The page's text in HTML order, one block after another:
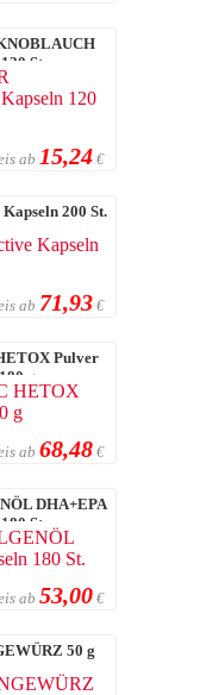
St.
ab 15,24 €
200 St.
ab 71,93 €
Pulver
g
ab 68,48 €
DHA+EPA
St.
ab 53,00 €
50 g